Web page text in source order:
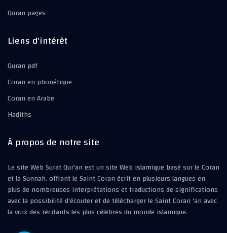
Quran pages
Liens d'intérêt
Quran pdf
Coran en phonétique
Coran en Arabe
Hadiths
À propos de notre site
Le site Web Surat Qur'an est un site Web islamique basé sur le Coran
et la Sunnah, offrant le Saint Coran écrit en plusieurs langues en
plus de nombreuses interprétations et traductions de significations
avec la possibilité d'écouter et de télécharger le Saint Coran 'an avec
la voix des récitants les plus célèbres du monde islamique.